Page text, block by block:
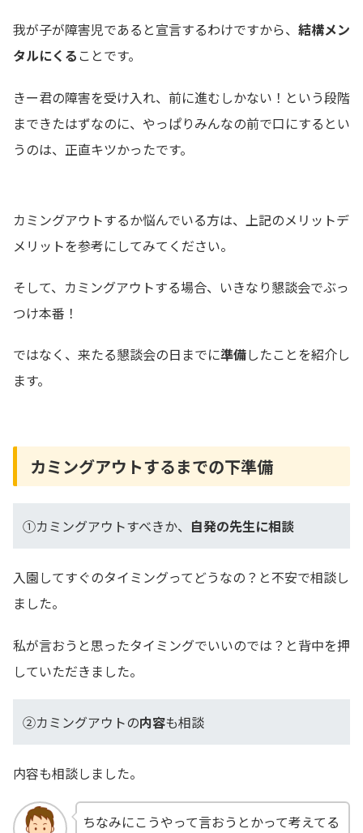
我が子が障害児であると宣言するわけですから、 結構メン
タルにくる ことです。
きー君の障害を受け入れ、前に進むしかない！という段階
まできたはずなのに、やっぱりみんなの前で口にするとい
うのは、正直キツかったです。
カミングアウトするか悩んでいる方は、上記のメリットデ
メリットを参考にしてみてください。
そして、カミングアウトする場合、いきなり懇談会でぶっ
つけ本番！
ではなく、来たる懇談会の日までに準備したことを紹介し
ます。
カミングアウトするまでの下準備
①カミングアウトすべきか、 自発の先生に相談
入園してすぐのタイミングってどうなの？と不安で相談し
ました。
私が言おうと思ったタイミングでいいのでは？と背中を押
していただきました。
②カミングアウトの内容も相談
内容も相談しました。
ちなみにこうやって言おうとかって考えてる